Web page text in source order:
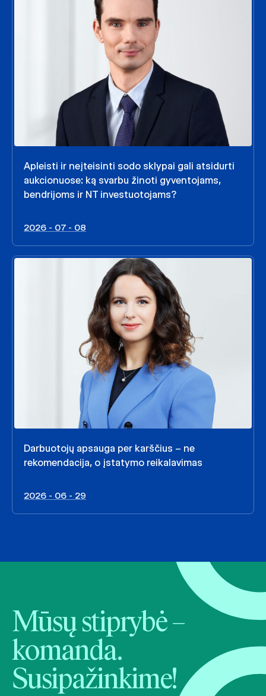
Apleisti ir neįteisinti sodo sklypai gali atsidurti
aukcionuose: ką svarbu žinoti gyventojams,
bendrijoms ir NT investuotojams?
2026 - 07 - 08
Darbuotojų apsauga per karščius – ne
rekomendacija, o įstatymo reikalavimas
2026 - 06 - 29
Mūsų stiprybė –
komanda.
Susipažinkime!